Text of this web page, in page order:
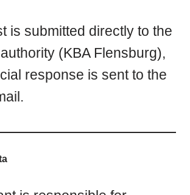
is submitted directly to the
(KBA Flensburg),
response is sent to the